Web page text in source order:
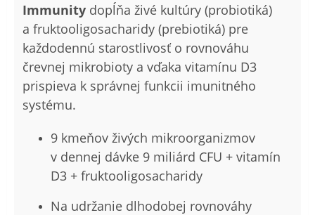
Immunity dopĺňa živé kultúry (probiotiká)
a fruktooligosacharidy (prebiotiká) pre
každodennú starostlivosť o rovnováhu
črevnej mikrobioty a vďaka vitamínu D3
prispieva k správnej funkcii imunitného
systému.
9 kmeňov živých mikroorganizmov
v dennej dávke 9 miliárd CFU + vitamín
D3 + fruktooligosacharidy
Na udržanie dlhodobej rovnováhy